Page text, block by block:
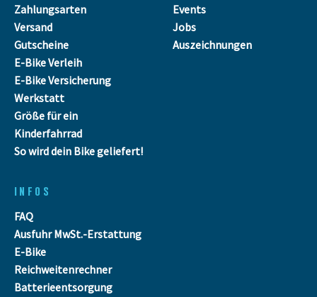
Zahlungsarten
Versand
Gutscheine
E-Bike Verleih
E-Bike Versicherung
Werkstatt
Größe für ein
Kinderfahrrad
So wird dein Bike geliefert!
Events
Jobs
Auszeichnungen
INFOS
FAQ
Ausfuhr MwSt.-Erstattung
E-Bike
Reichweitenrechner
Batterieentsorgung